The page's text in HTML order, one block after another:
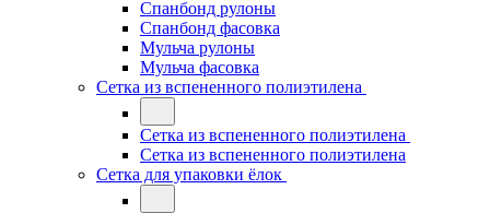
Спанбонд рулоны
Спанбонд фасовка
Мульча рулоны
Мульча фасовка
Сетка из вспененного полиэтилена
Сетка из вспененного полиэтилена
Сетка из вспененного полиэтилена
Сетка для упаковки ёлок